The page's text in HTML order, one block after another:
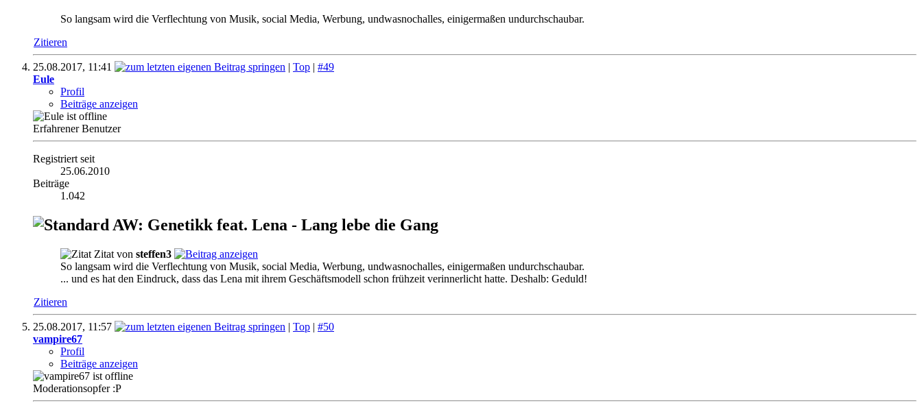
So langsam wird die Verflechtung von Musik, social Media, Werbung, undwasnochalles, einigermaßen undurchschaubar.
Zitieren
25.08.2017, 11:41 | Top | #49
Eule
Profil
Beiträge anzeigen
Erfahrener Benutzer
Registriert seit
25.06.2010
Beiträge
1.042
AW: Genetikk feat. Lena - Lang lebe die Gang
Zitat von steffen3
So langsam wird die Verflechtung von Musik, social Media, Werbung, undwasnochalles, einigermaßen undurchschaubar.
... und es hat den Eindruck, dass das Lena mit ihrem Geschäftsmodell schon frühzeit verinnerlicht hatte. Deshalb: Geduld!
Zitieren
25.08.2017, 11:57 | Top | #50
vampire67
Profil
Beiträge anzeigen
Moderationsopfer :P